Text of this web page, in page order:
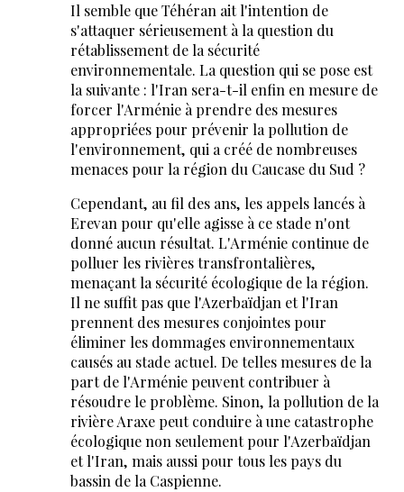
Il semble que Téhéran ait l'intention de
s'attaquer sérieusement à la question du
rétablissement de la sécurité
environnementale. La question qui se pose est
la suivante : l'Iran sera-t-il enfin en mesure de
forcer l'Arménie à prendre des mesures
appropriées pour prévenir la pollution de
l'environnement, qui a créé de nombreuses
menaces pour la région du Caucase du Sud ?
Cependant, au fil des ans, les appels lancés à
Erevan pour qu'elle agisse à ce stade n'ont
donné aucun résultat. L'Arménie continue de
polluer les rivières transfrontalières,
menaçant la sécurité écologique de la région.
Il ne suffit pas que l'Azerbaïdjan et l'Iran
prennent des mesures conjointes pour
éliminer les dommages environnementaux
causés au stade actuel. De telles mesures de la
part de l'Arménie peuvent contribuer à
résoudre le problème. Sinon, la pollution de la
rivière Araxe peut conduire à une catastrophe
écologique non seulement pour l'Azerbaïdjan
et l'Iran, mais aussi pour tous les pays du
bassin de la Caspienne.